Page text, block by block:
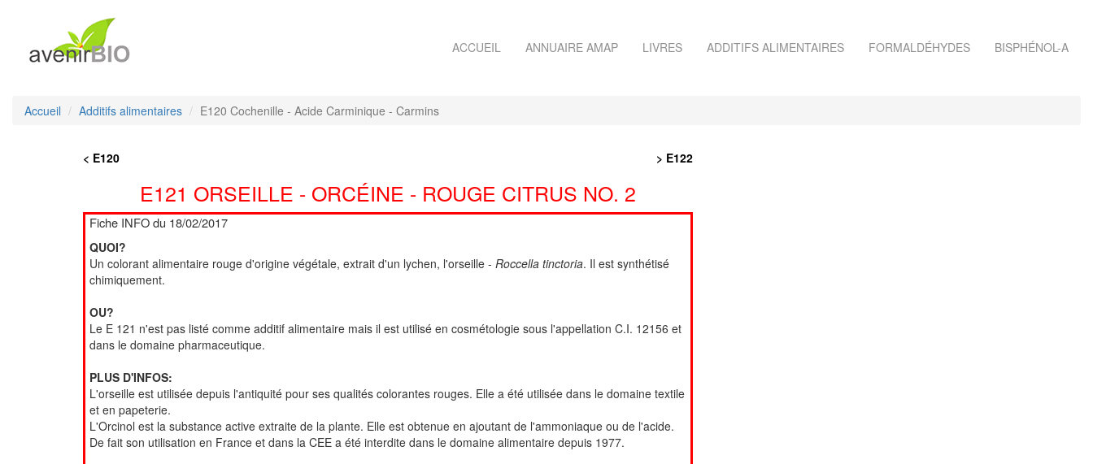
ACCUEIL ANNUAIRE AMAP LIVRES ADDITIFS ALIMENTAIRES FORMALDÉHYDES BISPHÉNOL-A
Accueil Additifs alimentaires E120 Cochenille - Acide Carminique - Carmins
< E120 > E122
E121 ORSEILLE - ORCÉINE - ROUGE CITRUS NO. 2
Fiche INFO du 18/02/2017
QUOI?
Un colorant alimentaire rouge d'origine végétale, extrait d'un lychen, l'orseille - Roccella tinctoria. Il est synthétisé
chimiquement.
OU?
Le E 121 n'est pas listé comme additif alimentaire mais il est utilisé en cosmétologie sous l'appellation C.I. 12156 et
dans le domaine pharmaceutique.
PLUS D'INFOS:
L'orseille est utilisée depuis l'antiquité pour ses qualités colorantes rouges. Elle a été utilisée dans le domaine textile
et en papeterie.
L'Orcinol est la substance active extraite de la plante. Elle est obtenue en ajoutant de l'ammoniaque ou de l'acide.
De fait son utilisation en France et dans la CEE a été interdite dans le domaine alimentaire depuis 1977.